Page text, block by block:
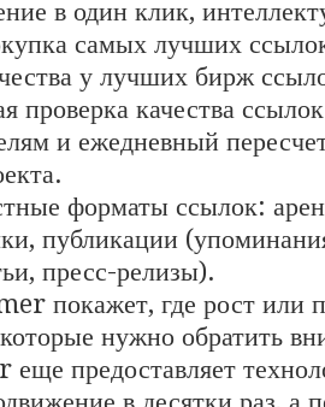
в один клик,
самых лучших
у лучших бирж
проверка качества
и ежедневный
форматы ссылок:
публикации
пресс-релизы).
покажет, где рост или
нужно обратить
предоставляет